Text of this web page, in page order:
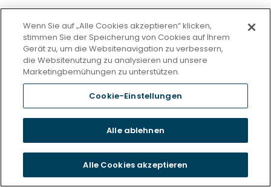
Erfahren Sie, wie sich Pflegeheimkosten
zusammensetzen und wie sich Ihr persönlicher
Selbstbeitrag inkl. eventueller möglicher
Leistungszuschläge bei Pflegegrad 2–5 berechnet.
Pflegekosten im Überblick
28. Juli 2026
Jubiläumszeitung
Wenn Sie auf „Alle Cookies akzeptieren“ klicken,
stimmen Sie der Speicherung von Cookies auf Ihrem
Gerät zu, um die Websitenavigation zu verbessern,
die Websitenutzung zu analysieren und unsere
Marketingbemühungen zu unterstützen.
Cookie-Einstellungen
Alle ablehnen
Alle Cookies akzeptieren